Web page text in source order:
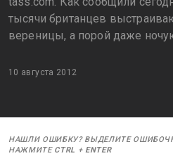
тысячи британцев
вереницы, а порой даже
10 августа 2012
НАШЛИ ОШИБКУ? ВЫДЕЛИТЕ
НАЖМИТЕ CTRL + ENTER